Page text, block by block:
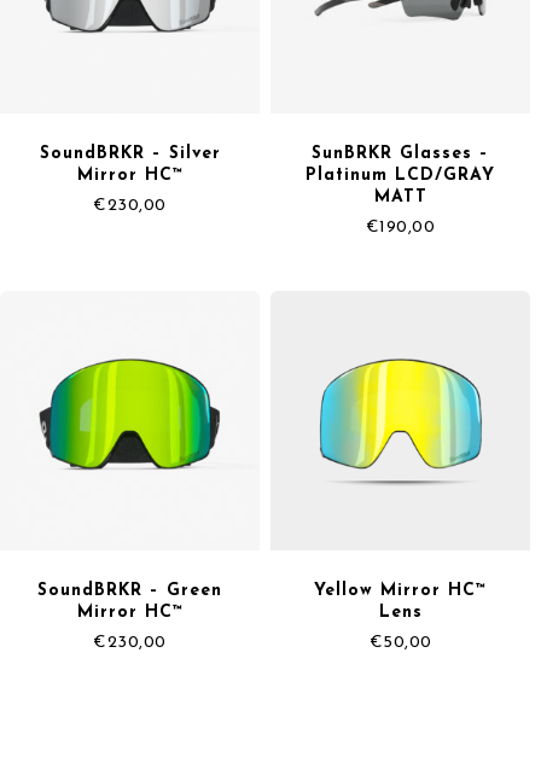
SoundBRKR – Silver
Mirror HC™
€230,00
SunBRKR Glasses –
Platinum LCD/GRAY
MATT
€190,00
SoundBRKR – Green
Mirror HC™
€230,00
Yellow Mirror HC™
Lens
€50,00